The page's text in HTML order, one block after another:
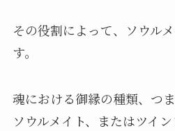
その役割によって、ソウル
す。
魂における御縁の種類、つ
ソウルメイト、またはツイン